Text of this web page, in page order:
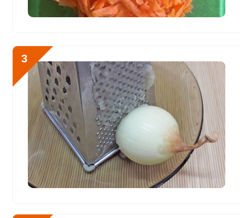
879 мг
Алюминий
Железо 13.8 мг
Йод 69.8 мкг
Кобальт 80.5 мкг
Литий 4.2 мкг
Марганец 0.9 мкг
Медь 1521.8 мкг
3